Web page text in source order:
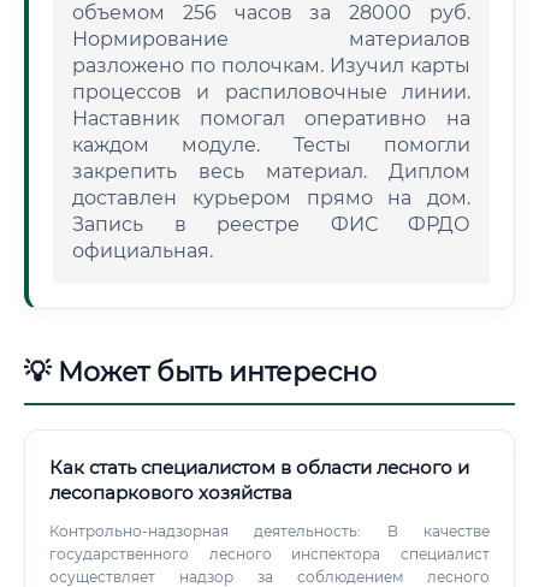
объемом 256 часов за 28000 руб.
Нормирование материалов
разложено по полочкам. Изучил карты
процессов и распиловочные линии.
Наставник помогал оперативно на
каждом модуле. Тесты помогли
закрепить весь материал. Диплом
доставлен курьером прямо на дом.
Запись в реестре ФИС ФРДО
официальная.
💡 Может быть интересно
Как стать специалистом в области лесного и
лесопаркового хозяйства
Контрольно-надзорная деятельность: В качестве
государственного лесного инспектора специалист
осуществляет надзор за соблюдением лесного